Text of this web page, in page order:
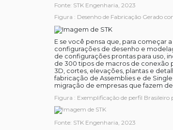
Fonte: STK Engenharia, 2023
Figura : Desenho de Fabricação Gerado
E se você pensa que, para começar
configurações de desenho e
de configurações prontas para uso,
de 300 tipos de macros de conexão
3D, cortes, elevações, plantas e
fabricação de Assemblies e de
migração de empresas que fazem
Figura : Exemplificação de perfil
Fonte: STK Engenharia, 2023